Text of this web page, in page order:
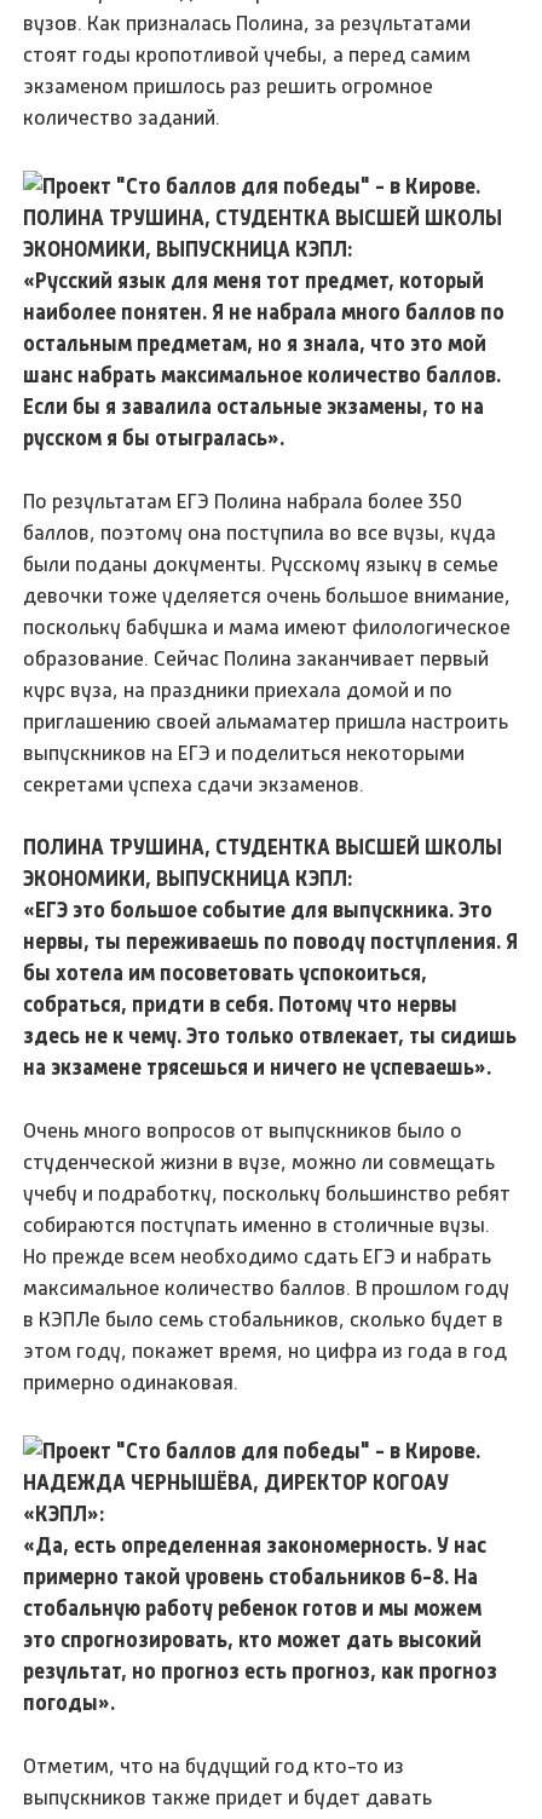
вузов. Как призналась Полина, за результатами
стоят годы кропотливой учебы, а перед самим
экзаменом пришлось раз решить огромное
количество заданий.
ПОЛИНА ТРУШИНА, СТУДЕНТКА ВЫСШЕЙ ШКОЛЫ
ЭКОНОМИКИ, ВЫПУСКНИЦА КЭПЛ:
«Русский язык для меня тот предмет, который
наиболее понятен. Я не набрала много баллов по
остальным предметам, но я знала, что это мой
шанс набрать максимальное количество баллов.
Если бы я завалила остальные экзамены, то на
русском я бы отыгралась».
По результатам ЕГЭ Полина набрала более 350
баллов, поэтому она поступила во все вузы, куда
были поданы документы. Русскому языку в семье
девочки тоже уделяется очень большое внимание,
поскольку бабушка и мама имеют филологическое
образование. Сейчас Полина заканчивает первый
курс вуза, на праздники приехала домой и по
приглашению своей альмаматер пришла настроить
выпускников на ЕГЭ и поделиться некоторыми
секретами успеха сдачи экзаменов.
ПОЛИНА ТРУШИНА, СТУДЕНТКА ВЫСШЕЙ ШКОЛЫ
ЭКОНОМИКИ, ВЫПУСКНИЦА КЭПЛ:
«ЕГЭ это большое событие для выпускника. Это
нервы, ты переживаешь по поводу поступления. Я
бы хотела им посоветовать успокоиться,
собраться, придти в себя. Потому что нервы
здесь не к чему. Это только отвлекает, ты сидишь
на экзамене трясешься и ничего не успеваешь».
Очень много вопросов от выпускников было о
студенческой жизни в вузе, можно ли совмещать
учебу и подработку, поскольку большинство ребят
собираются поступать именно в столичные вузы.
Но прежде всем необходимо сдать ЕГЭ и набрать
максимальное количество баллов. В прошлом году
в КЭПЛе было семь стобальников, сколько будет в
этом году, покажет время, но цифра из года в год
примерно одинаковая.
НАДЕЖДА ЧЕРНЫШЁВА, ДИРЕКТОР КОГОАУ
«КЭПЛ»:
«Да, есть определенная закономерность. У нас
примерно такой уровень стобальников 6-8. На
стобальную работу ребенок готов и мы можем
это спрогнозировать, кто может дать высокий
результат, но прогноз есть прогноз, как прогноз
погоды».
Отметим, что на будущий год кто-то из
выпускников также придет и будет давать